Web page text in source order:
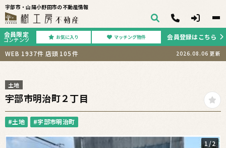
宇部市・山陽小野田市の不動産情報
会員限定
コンテンツ お気に入り マッチング物件
会員登録はこちら
WEB 1937件 店頭 105件 2026.08.06 更新
土地
宇部市明治町２丁目
#土地 #宇部市明治町
1 /2